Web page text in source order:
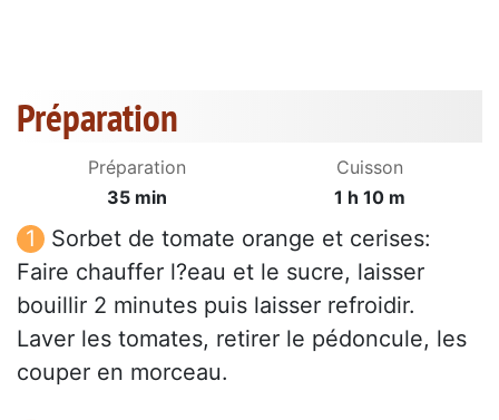
Préparation
Préparation
35 min
Cuisson
1 h 10 m
Sorbet de tomate orange et cerises:
Faire chauffer l?eau et le sucre, laisser
bouillir 2 minutes puis laisser refroidir.
Laver les tomates, retirer le pédoncule, les
couper en morceau.